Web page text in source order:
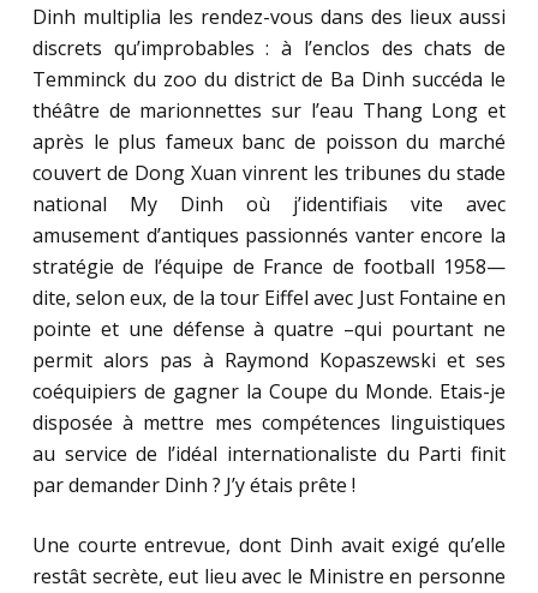
Dinh multiplia les rendez-vous dans des lieux aussi
discrets qu’improbables : à l’enclos des chats de
Temminck du zoo du district de Ba Dinh succéda le
théâtre de marionnettes sur l’eau Thang Long et
après le plus fameux banc de poisson du marché
couvert de Dong Xuan vinrent les tribunes du stade
national My Dinh où j’identifiais vite avec
amusement d’antiques passionnés vanter encore la
stratégie de l’équipe de France de football 1958—
dite, selon eux, de la tour Eiffel avec Just Fontaine en
pointe et une défense à quatre –qui pourtant ne
permit alors pas à Raymond Kopaszewski et ses
coéquipiers de gagner la Coupe du Monde. Etais-je
disposée à mettre mes compétences linguistiques
au service de l’idéal internationaliste du Parti finit
par demander Dinh ? J’y étais prête !
Une courte entrevue, dont Dinh avait exigé qu’elle
restât secrète, eut lieu avec le Ministre en personne